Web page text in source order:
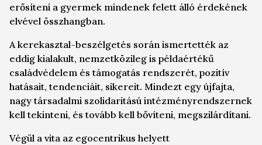
erősíteni a gyermek mindenek felett álló érdekének
elvével összhangban.
A kerekasztal-beszélgetés során ismertették az
eddig kialakult, nemzetközileg is példaértékű
családvédelem és támogatás rendszerét, pozitív
hatásait, tendenciáit, sikereit. Mindezt egy újfajta,
nagy társadalmi szolidaritású intézményrendszernek
kell tekinteni, és tovább kell bővíteni, megszilárdítani.
Végül a vita az egocentrikus helyett